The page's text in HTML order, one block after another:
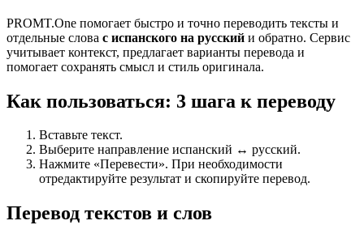
PROMT.One помогает быстро и точно переводить тексты и
отдельные слова с испанского на русский и обратно. Сервис
учитывает контекст, предлагает варианты перевода и
помогает сохранять смысл и стиль оригинала.
Как пользоваться: 3 шага к переводу
Вставьте текст.
Выберите направление испанский ↔ русский.
Нажмите «Перевести». При необходимости
отредактируйте результат и скопируйте перевод.
Перевод текстов и слов